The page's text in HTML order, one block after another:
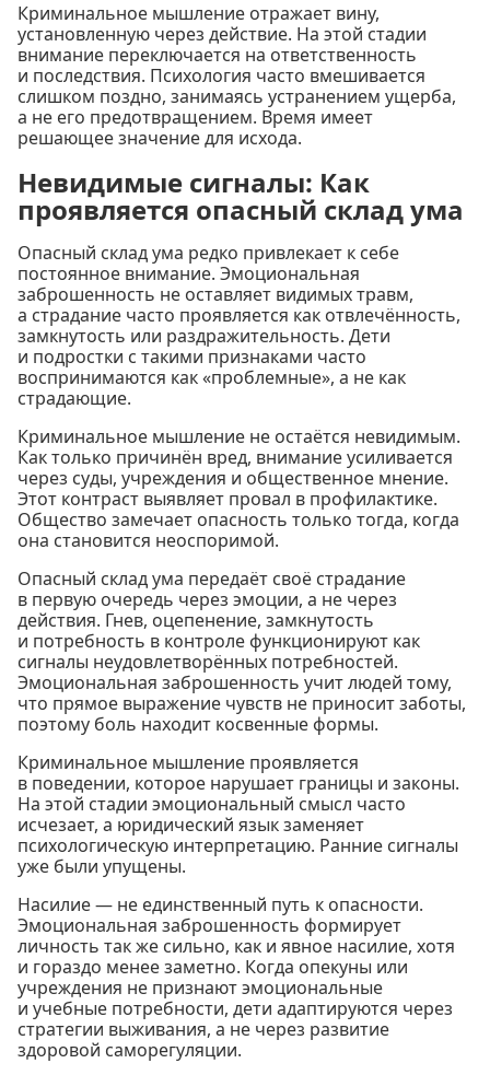
Криминальное мышление отражает вину,
установленную через действие. На этой стадии
внимание переключается на ответственность
и последствия. Психология часто вмешивается
слишком поздно, занимаясь устранением ущерба,
а не его предотвращением. Время имеет
решающее значение для исхода.
Невидимые сигналы: Как
проявляется опасный склад ума
Опасный склад ума редко привлекает к себе
постоянное внимание. Эмоциональная
заброшенность не оставляет видимых травм,
а страдание часто проявляется как отвлечённость,
замкнутость или раздражительность. Дети
и подростки с такими признаками часто
воспринимаются как «проблемные», а не как
страдающие.
Криминальное мышление не остаётся невидимым.
Как только причинён вред, внимание усиливается
через суды, учреждения и общественное мнение.
Этот контраст выявляет провал в профилактике.
Общество замечает опасность только тогда, когда
она становится неоспоримой.
Опасный склад ума передаёт своё страдание
в первую очередь через эмоции, а не через
действия. Гнев, оцепенение, замкнутость
и потребность в контроле функционируют как
сигналы неудовлетворённых потребностей.
Эмоциональная заброшенность учит людей тому,
что прямое выражение чувств не приносит заботы,
поэтому боль находит косвенные формы.
Криминальное мышление проявляется
в поведении, которое нарушает границы и законы.
На этой стадии эмоциональный смысл часто
исчезает, а юридический язык заменяет
психологическую интерпретацию. Ранние сигналы
уже были упущены.
Насилие — не единственный путь к опасности.
Эмоциональная заброшенность формирует
личность так же сильно, как и явное насилие, хотя
и гораздо менее заметно. Когда опекуны или
учреждения не признают эмоциональные
и учебные потребности, дети адаптируются через
стратегии выживания, а не через развитие
здоровой саморегуляции.